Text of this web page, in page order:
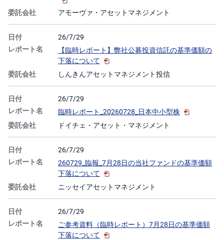
アモーヴァ・アセットマネジメント
26/7/29
【臨時レポート】弊社公募投資信託の基準価額の
下落について
しんきんアセットマネジメント投信
26/7/29
臨時レポート_20260728_日本中小型株
ドイチェ・アセット・マネジメント
26/7/29
260729_臨報_7月28日の当社ファンドの基準価額
下落について
ニッセイアセットマネジメント
26/7/29
ご参考資料（臨時レポート）7月28日の基準価額
下落について